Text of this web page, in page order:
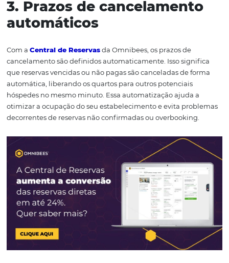
3. Prazos de
automáticos
Com aCentral de Reservasda Omnibees, os prazos de
cancelamento são definidos automaticamente. Isso